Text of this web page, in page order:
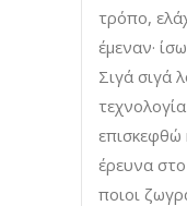
τρόπο,
έμεναν·
Σιγά σιγά
επισκεφθώ
έρευνα
ποιοι